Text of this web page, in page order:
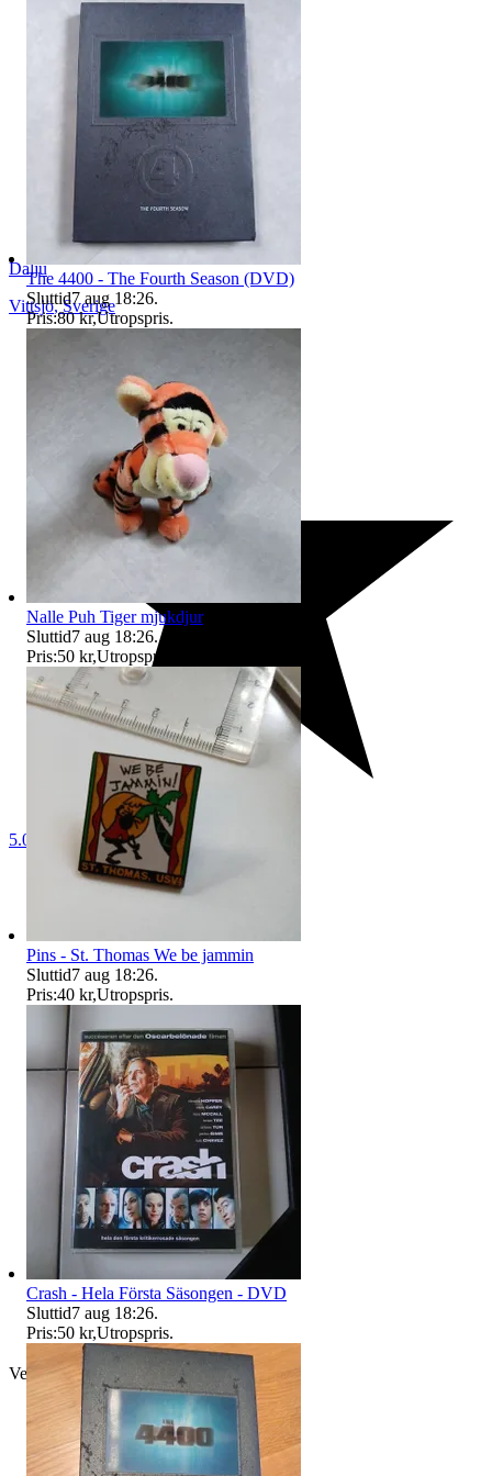
Dalju
Vittsjö,Sverige
5.0
Verifierad
The 4400 - The Fourth Season (DVD)
Sluttid7 aug 18:26.
Pris:80 kr,Utropspris.
Nalle Puh Tiger mjukdjur
Sluttid7 aug 18:26.
Pris:50 kr,Utropspris
Pins - St. Thomas We be jammin
Sluttid7 aug 18:26.
Pris:40 kr,Utropspris.
Crash - Hela Första Säsongen - DVD
Sluttid7 aug 18:26.
Pris:50 kr,Utropspris.